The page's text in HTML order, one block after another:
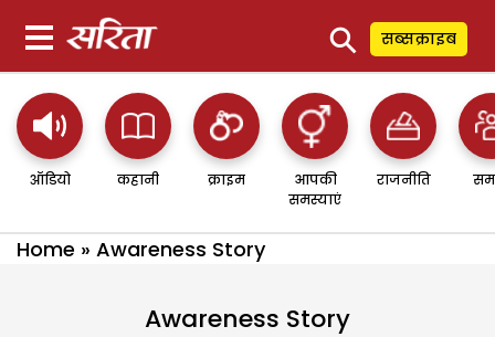
⚲ सब्सक्राइब
ऑडियो कहानी क्राइम
आपकी
समस्याएं
राजनीति
Home » Awareness Story
Awareness Story